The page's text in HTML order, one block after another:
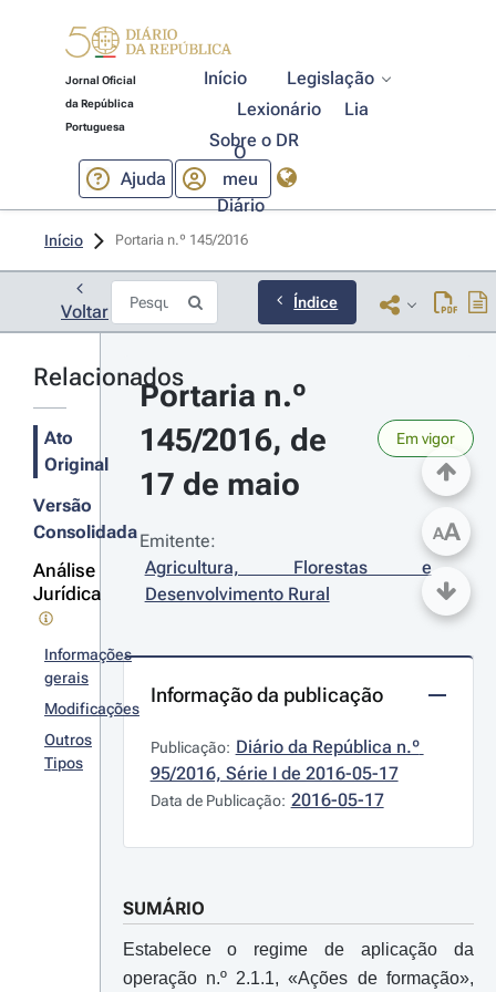
Jornal Oficial
da República
Portuguesa
Início
Legislação
Lexionário
Lia
Sobre o DR
Ajuda
O
meu
Diário
Início Portaria n.º 145/2016
Voltar Índice
Relacionados
Ato
Original
Versão
Consolidada
Análise
Jurídica
Informações
gerais
Modificações
Outros
Tipos
Portaria n.º
145/2016, de
17 de maio
Em vigor
Emitente:
Agricultura, Florestas e
Desenvolvimento Rural
Informação da publicação
Publicação: Diário da República n.º
95/2016, Série I de 2016-05-17
Data de Publicação: 2016-05-17
SUMÁRIO
Estabelece o regime de aplicação da
operação n.º 2.1.1, «Ações de formação»,
AA